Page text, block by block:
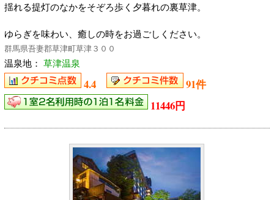
揺れる提灯のなかをそぞろ歩く夕暮れの裏草津。
ゆらぎを味わい、癒しの時をお過ごしください。
群馬県吾妻郡草津町草津３００
温泉地： 草津温泉
4.4
91件
11446円